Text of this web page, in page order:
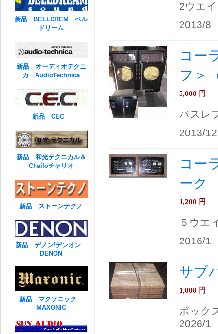
2ウエ
2013/8
コー
フ＞
5,000 円
バスレ
2013/12
コー
ーク
1,200 円
５ウエ
2016/1
サブ
1,000 円
ボック
2026/1
新品 BELLDREM ベル
ドリーム
新品 オーディオテクニ
カ AudioTechnica
新品 CEC
新品 和光テクニカル＆
Chailoチャリオ
新品 ストーンテクノ
新品 デノン/デンオン
DENON
新品 マクソニック
MAXONIC